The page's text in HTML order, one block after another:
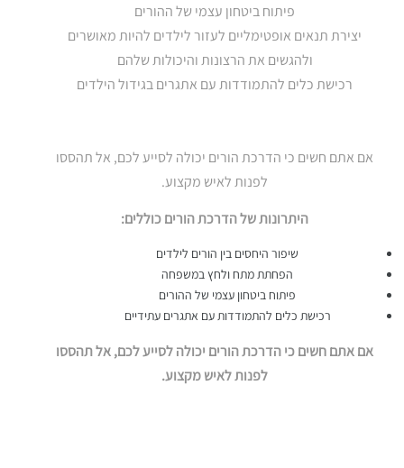
פיתוח ביטחון עצמי של ההורים
יצירת תנאים אופטימליים לעזור לילדים להיות מאושרים
ולהגשים את הרצונות והיכולות שלהם
רכישת כלים להתמודדות עם אתגרים בגידול הילדים
אם אתם חשים כי הדרכת הורים יכולה לסייע לכם, אל תהססו
לפנות לאיש מקצוע.
היתרונות של הדרכת הורים כוללים:
שיפור היחסים בין הורים לילדים
הפחתת מתח ולחץ במשפחה
פיתוח ביטחון עצמי של ההורים
רכישת כלים להתמודדות עם אתגרים עתידיים
אם אתם חשים כי הדרכת הורים יכולה לסייע לכם, אל תהססו
לפנות לאיש מקצוע.